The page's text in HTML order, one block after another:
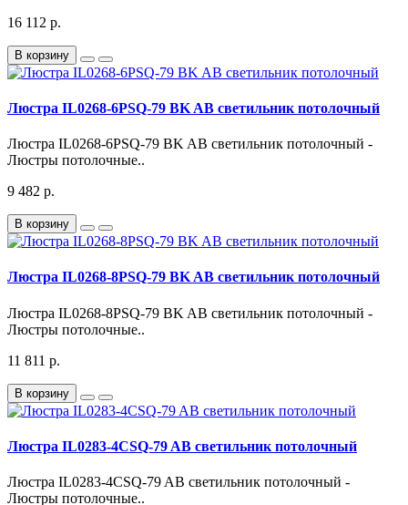
16 112 р.
В корзину
Люстра IL0268-6PSQ-79 BK AB светильник потолочный
Люстра IL0268-6PSQ-79 BK AB светильник потолочный -
Люстры потолочные..
9 482 р.
В корзину
Люстра IL0268-8PSQ-79 BK AB светильник потолочный
Люстра IL0268-8PSQ-79 BK AB светильник потолочный -
Люстры потолочные..
11 811 р.
В корзину
Люстра IL0283-4CSQ-79 AB светильник потолочный
Люстра IL0283-4CSQ-79 AB светильник потолочный -
Люстры потолочные..